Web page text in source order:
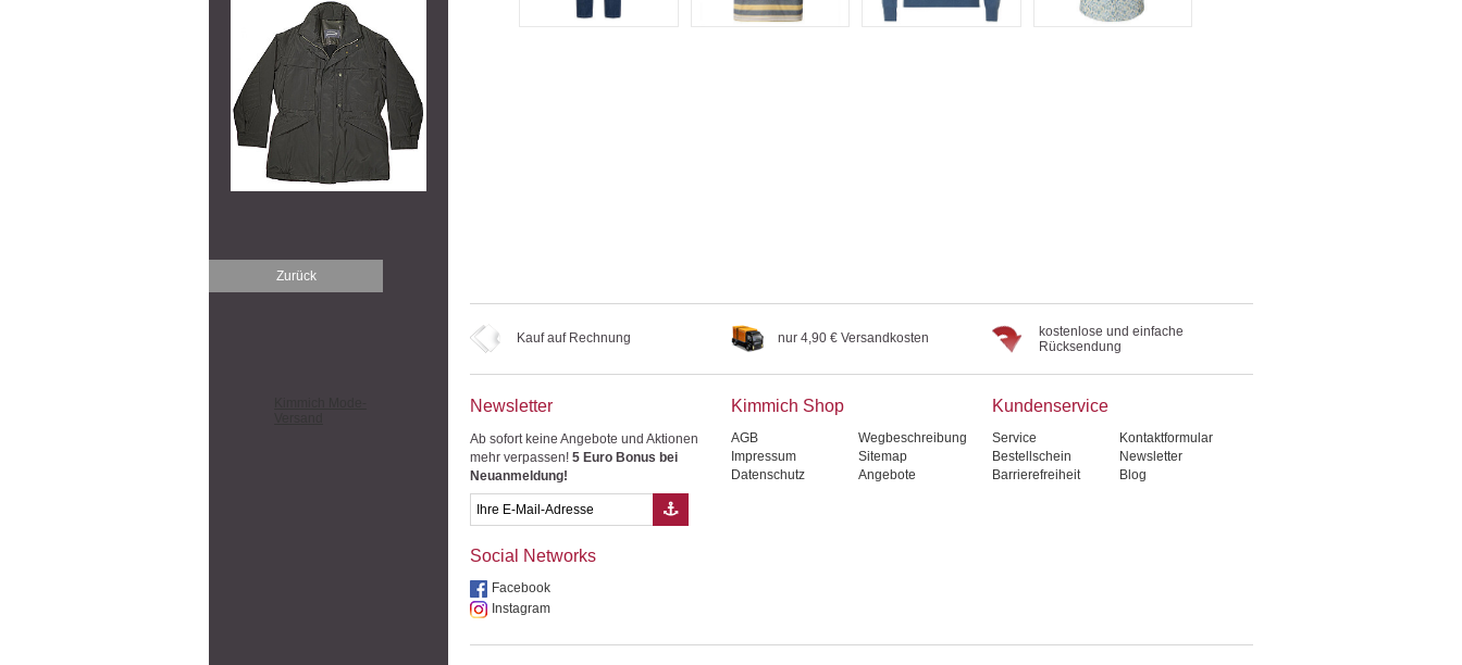
Zurück
Kauf auf Rechnung nur 4,90 € Versandkosten
kostenlose und einfache
Rücksendung
Newsletter
Ab sofort keine Angebote und Aktionen
mehr verpassen! 5 Euro Bonus bei
Neuanmeldung!
Social Networks
Facebook
Instagram
Kimmich Shop
AGB
Wegbeschreibung
Impressum
Sitemap
Datenschutz
Angebote
Kundenservice
Service
Kontaktformular
Bestellschein
Newsletter
Barrierefreiheit
Blog